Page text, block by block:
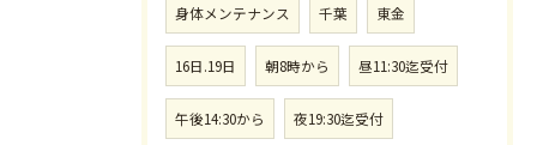
身体メンテナンス 千葉 東金
16日.19日 朝8時から 昼11:30迄受付
午後14:30から 夜19:30迄受付